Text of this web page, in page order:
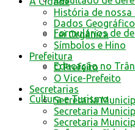
Formulários de
Educação no
Cultura e Turismo
História de nossa
Dados
Lei Orgânica
Símbolos e Hino
Prefeitura
O Prefeito
O Vice-Prefeito
Secretarias
Secretaria
Secretaria
Secretaria